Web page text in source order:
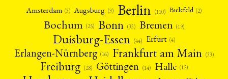
Amsterdam (3) Augsburg (3) Berlin (110) Bielefeld (2)
Bochum (25) Bonn (33) Bremen (19)
Duisburg-Essen (44) Erfurt (4)
Erlangen-Nürnberg (16) Frankfurt am Main (33)
Freiburg (28) Göttingen (14) Halle (12)